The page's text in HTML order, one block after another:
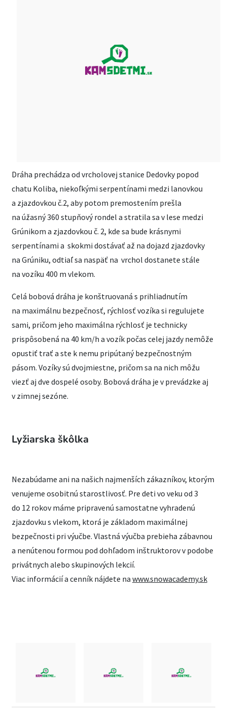
Dráha prechádza od vrcholovej stanice Dedovky popod
chatu Koliba, niekoľkými serpentínami medzi lanovkou
a zjazdovkou č.2, aby potom premostením prešla
na úžasný 360 stupňový rondel a stratila sa v lese medzi
Grúnikom a zjazdovkou č. 2, kde sa bude krásnymi
serpentínami a skokmi dostávať až na dojazd zjazdovky
na Grúniku, odtiaľ sa naspäť na vrchol dostanete stále
na vozíku 400 m vlekom.
Celá bobová dráha je konštruovaná s prihliadnutím
na maximálnu bezpečnosť, rýchlosť vozíka si regulujete
sami, pričom jeho maximálna rýchlosť je technicky
prispôsobená na 40 km/h a vozík počas celej jazdy nemôže
opustiť trať a ste k nemu pripútaný bezpečnostným
pásom. Vozíky sú dvojmiestne, pričom sa na nich môžu
viezť aj dve dospelé osoby. Bobová dráha je v prevádzke aj
v zimnej sezóne.
Lyžiarska škôlka
Nezabúdame ani na našich najmenších zákazníkov, ktorým
venujeme osobitnú starostlivosť. Pre deti vo veku od 3
do 12 rokov máme pripravenú samostatne vyhradenú
zjazdovku s vlekom, ktorá je základom maximálnej
bezpečnosti pri výučbe. Vlastná výučba prebieha zábavnou
a nenútenou formou pod dohľadom inštruktorov v podobe
privátnych alebo skupinových lekcií.
Viac informácií a cenník nájdete na www.snowacademy.sk